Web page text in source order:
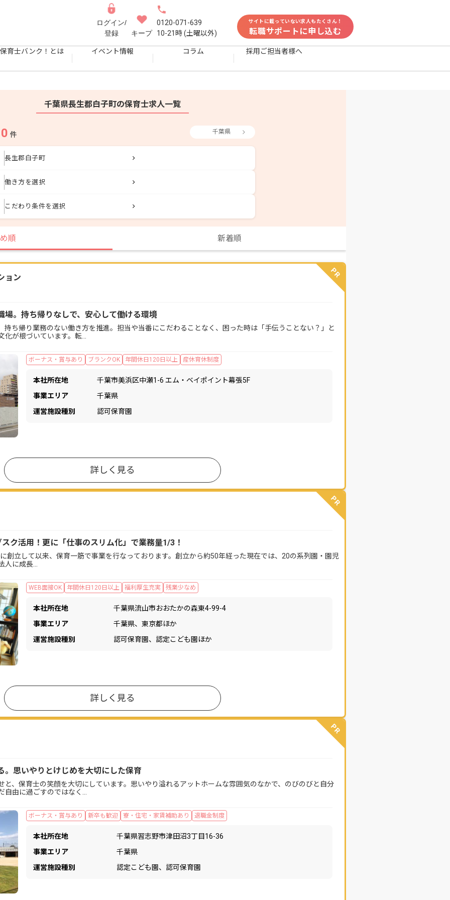
ログイン/
登録
キープ
0120-071-639
10-21時 (土曜以外)
サイトに載っていない求人もたくさん！
転職サポートに申し込む
保育士バンク！とは イベント情報 コラム 採用ご担当者様へ
千葉県長生郡白子町の保育士求人一覧
0 件 千葉県
長生郡白子町
働き方を選択
こだわり条件を選択
順 新着順
PR
ョン
場。持ち帰りなしで、安心して働ける環境
ボーナス・賞与あり ブランクOK 年間休日120日以上 産休育休制度
持ち帰り業務のない働き方を推進。担当や当番にこだわることなく、困った時は「手伝うことない？」と
が根づいています。転…
本社所在地
千葉市美浜区中瀬1-6 エム・ベイポイント幕張5F
事業エリア
千葉県
運営施設種別
認可保育園
詳しく見る
PR
ク活用！更に「仕事のスリム化」で業務量1/3！
WEB面接OK 年間休日120日以上 福利厚生充実 残業少なめ
創立して以来、保育一筋で事業を行なっております。創立から約50年経った現在では、20の系列園・園児
人に成長…
本社所在地
千葉県流山市おおたかの森東4-99-4
事業エリア
千葉県、東京都ほか
運営施設種別
認可保育園、認定こども園ほか
詳しく見る
PR
。思いやりとけじめを大切にした保育
ボーナス・賞与あり 新卒も歓迎 寮・住宅・家賃補助あり 退職金制度
と、保育士の笑顔を大切にしています。思いやり溢れるアットホームな雰囲気のなかで、のびのびと自分
由に過ごすのではなく…
本社所在地
千葉県習志野市津田沼3丁目16-36
事業エリア
千葉県
運営施設種別
認定こども園、認可保育園